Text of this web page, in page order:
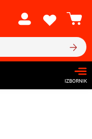
IZBORNIK